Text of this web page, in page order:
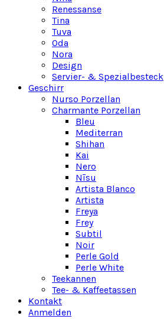
Renessanse
Tina
Tuva
Oda
Nora
Design
Servier- & Spezialbesteck
Geschirr
Nurso Porzellan
Charmante Porzellan
Bleu
Mediterran
Shihan
Kai
Nero
Nīsu
Artista Blanco
Artista
Freya
Frey
Subtil
Noir
Perle Gold
Perle White
Teekannen
Tee- & Kaffeetassen
Kontakt
Anmelden